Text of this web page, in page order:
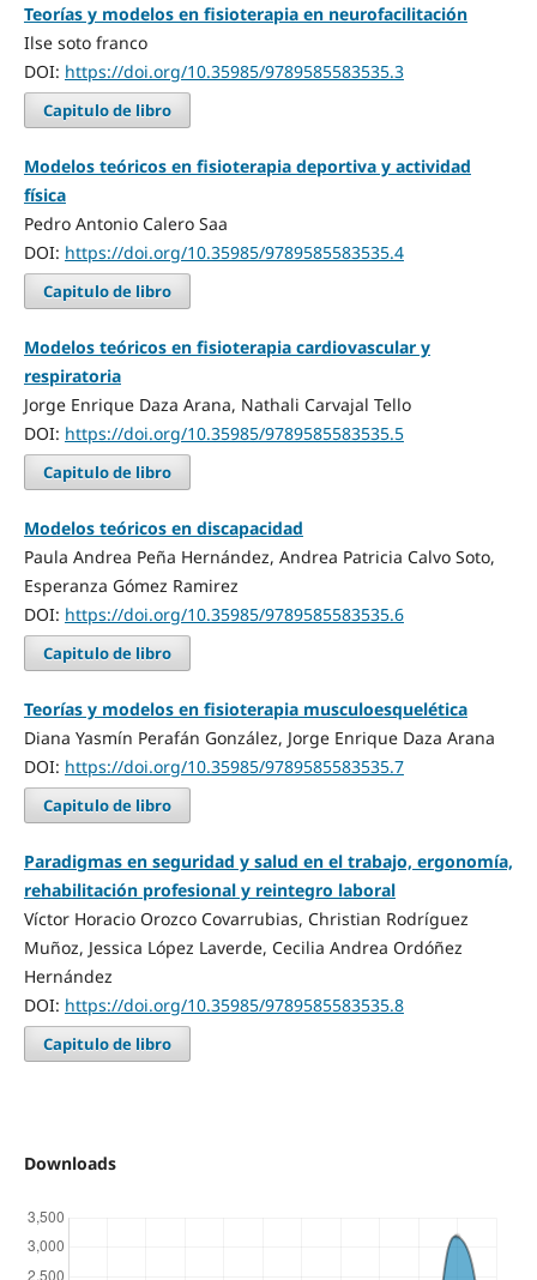
Teorías y modelos en fisioterapia en neurofacilitación
Ilse soto franco
DOI: https://doi.org/10.35985/9789585583535.3
Capitulo de libro
Modelos teóricos en fisioterapia deportiva y actividad
física
Pedro Antonio Calero Saa
DOI: https://doi.org/10.35985/9789585583535.4
Capitulo de libro
Modelos teóricos en fisioterapia cardiovascular y
respiratoria
Jorge Enrique Daza Arana, Nathali Carvajal Tello
DOI: https://doi.org/10.35985/9789585583535.5
Capitulo de libro
Modelos teóricos en discapacidad
Paula Andrea Peña Hernández, Andrea Patricia Calvo Soto,
Esperanza Gómez Ramirez
DOI: https://doi.org/10.35985/9789585583535.6
Capitulo de libro
Teorías y modelos en fisioterapia musculoesquelética
Diana Yasmín Perafán González, Jorge Enrique Daza Arana
DOI: https://doi.org/10.35985/9789585583535.7
Capitulo de libro
Paradigmas en seguridad y salud en el trabajo, ergonomía,
rehabilitación profesional y reintegro laboral
Víctor Horacio Orozco Covarrubias, Christian Rodríguez
Muñoz, Jessica López Laverde, Cecilia Andrea Ordóñez
Hernández
DOI: https://doi.org/10.35985/9789585583535.8
Capitulo de libro
Downloads